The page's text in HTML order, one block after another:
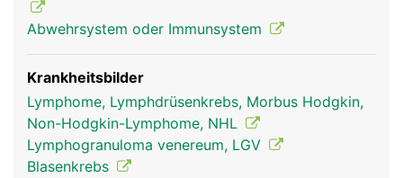
Lymphknoten wird ausserdem ein Teil der
Lymphozyten (weisse Blutkörperchen) gebildet,
die als "Abwehrpolizei" ständig durch das Blut-
und Lymphgefässsystem patrouillieren und der
körpereigenen Abwehr dienen. Ausserdem wird in
den Lymphknoten die Lymphe konzentriert
(eingedickt).
Abwehrsystem oder Immunsystem
Krankheitsbilder
Lymphome, Lymphdrüsenkrebs, Morbus Hodgkin,
Non-Hodgkin-Lymphome, NHL
Lymphogranuloma venereum, LGV
Blasenkrebs